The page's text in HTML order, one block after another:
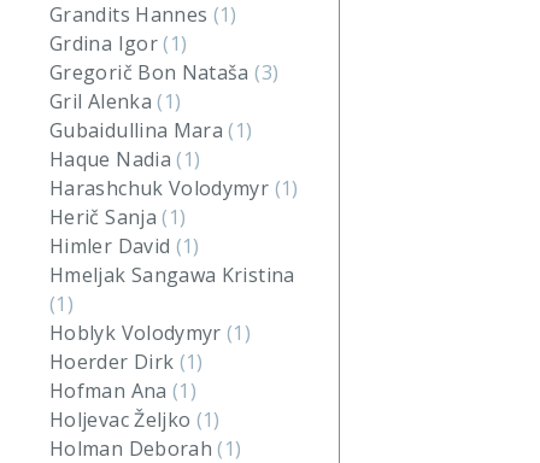
Grandits Hannes (1)
Grdina Igor(1)
Gregorič Bon Nataša(3)
Gril Alenka(1)
Gubaidullina Mara(1)
Haque Nadia(1)
Harashchuk Volodymyr (1)
Herič Sanja(1)
Himler David (1)
Hmeljak Sangawa Kristina
(1)
Hoblyk Volodymyr(1)
Hoerder Dirk (1)
Hofman Ana (1)
Holjevac Željko (1)
Holman Deborah(1)